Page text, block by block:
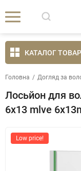
КАТАЛОГ
Головна / Догляд за
Лосьйон для
6х13 mlve
Low price!